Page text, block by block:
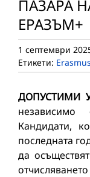
ПАЗАРА
ЕРАЗЪМ+
1 септември
Етикети:
ДОПУСТИМИ
Кандидати,
последната
да